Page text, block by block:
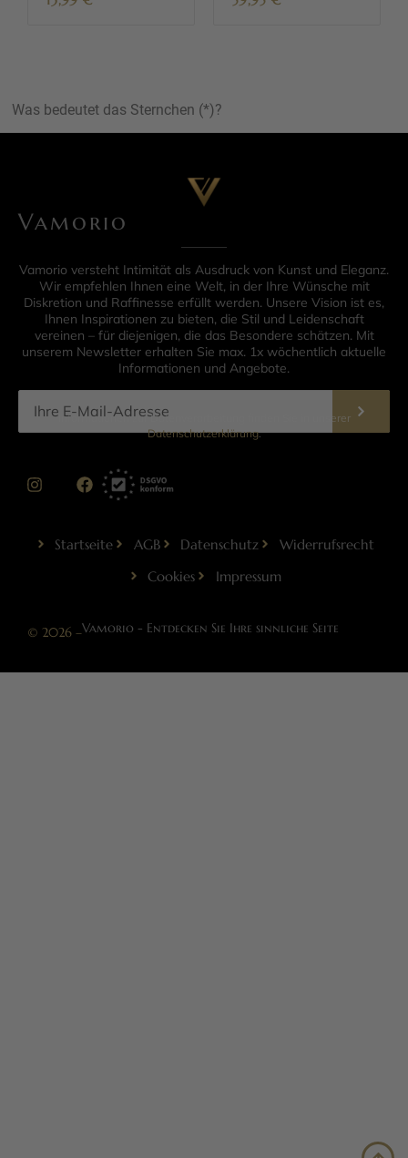
Was bedeutet das Sternchen (*)?
Vamorio
Vamorio versteht Intimität als Ausdruck von Kunst und Eleganz.
Wir empfehlen Ihnen eine Welt, in der Ihre Wünsche mit
Diskretion und Raffinesse erfüllt werden. Unsere Vision ist es,
Ihnen Inspirationen zu bieten, die Stil und Leidenschaft
vereinen – für diejenigen, die das Besondere schätzen. Mit
unserem Newsletter erhalten Sie max. 1x wöchentlich aktuelle
Informationen und Angebote.
Informationen zur Datenverarbeitung finden Sie in unserer
Datenschutzerklärung.
Startseite AGB Datenschutz
Widerrufsrecht
Cookies
Impressum
© 2026 –Vamorio - Entdecken Sie Ihre sinnliche Seite